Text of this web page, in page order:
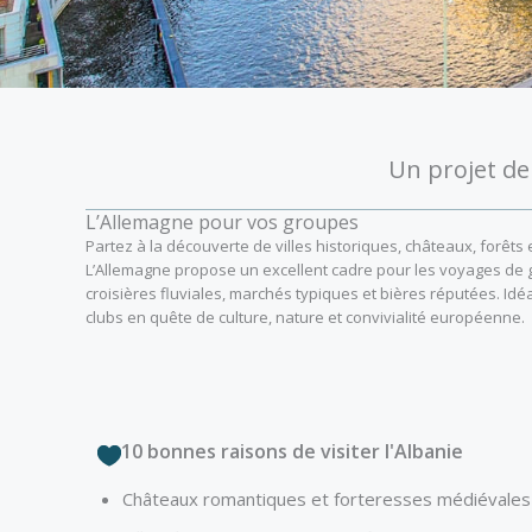
Un projet de
L’Allemagne pour vos groupes
Partez à la découverte de villes historiques, châteaux, forêts
L’Allemagne propose un excellent cadre pour les voyages
croisières fluviales, marchés typiques et bières réputées.
clubs en quête de culture, nature et convivialité européenne.
10 bonnes raisons de visiter l'Albanie
Châteaux romantiques et forteresses médiévales